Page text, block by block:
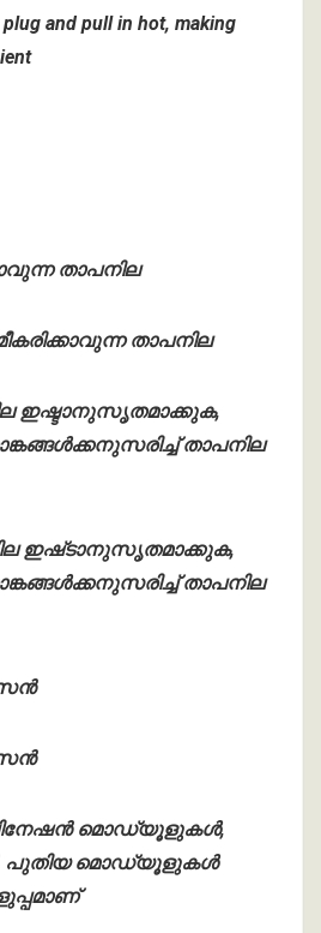
and pull in hot, making
താപനില
താപനില
ഇഷ്ടാനുസൃതമാക്കുക,
താപനില
ഇഷ്‌ടാനുസൃതമാക്കുക,
താപനില
മൊഡ്യൂളുകൾ,
പുതിയ മൊഡ്യൂളുകൾ